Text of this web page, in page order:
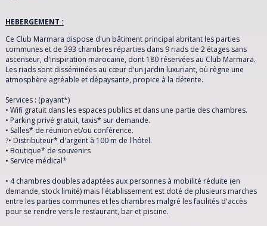
SRI LANKA
TUNISIE
VIETNAM
HEBERGEMENT :
Ce Club Marmara dispose d'un bâtiment principal abritant les parties
communes et de 393 chambres réparties dans 9 riads de 2 étages sans
ascenseur, d'inspiration marocaine, dont 180 réservées au Club Marmara.
Les riads sont disséminées au cœur d'un jardin luxuriant, où règne une
atmosphère agréable et dépaysante, propice à la détente.
Services : (payant*)
• Wifi gratuit dans les espaces publics et dans une partie des chambres.
• Parking privé gratuit, taxis* sur demande.
• Salles* de réunion et/ou conférence.
?• Distributeur* d'argent à 100 m de l'hôtel.
• Boutique* de souvenirs
• Service médical*
• 4 chambres doubles adaptées aux personnes à mobilité réduite (en
demande, stock limité) mais l'établissement est doté de plusieurs marches
entre les parties communes et les chambres malgré les facilités d'accès
pour se rendre vers le restaurant, bar et piscine.